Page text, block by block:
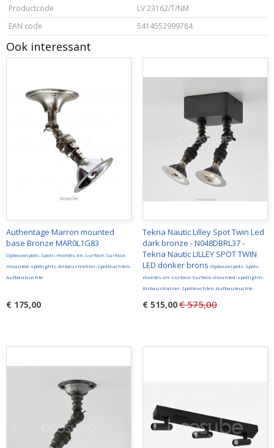
Productcode
LV 23162/T/NM
EAN code
5414552999784
Ook interessant
Authentage Marron mounted
base Bronze MAR0L1G83
Opbouwspots-Spots-montés-en-surface-Surface-
mounted-spotlights-Anbaustrahler-Spotleuchten-
Aufbauleuchte
€ 175,00
Tekna Nautic Lilley Spot Twin Led
dark bronze - N048DBRL37 -
Tekna Nautic LILLEY SPOT TWIN
LED donker brons Opbouwspots-Spots-
montés-en-surface-Surface-mounted-spotlights-
Anbaustrahler-Spotleuchten-Aufbauleuchte
€ 515,00€ 575,00